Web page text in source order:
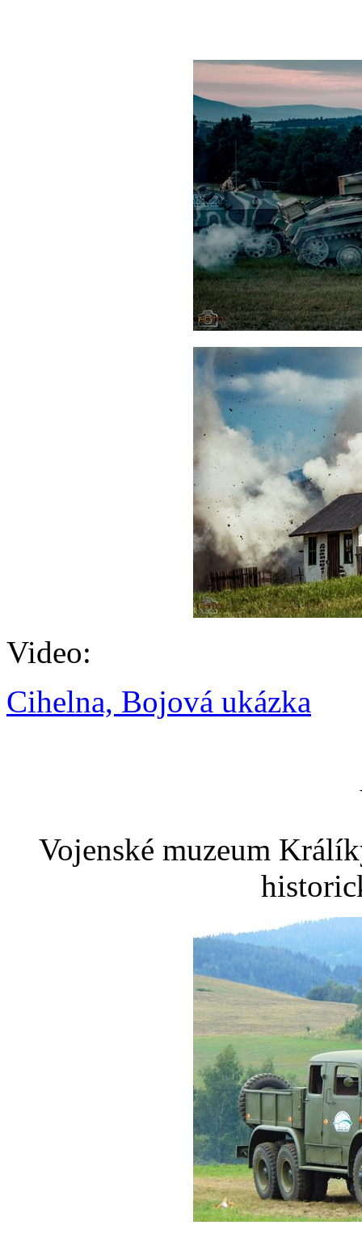
Video:
Cihelna, Bojová ukázka
Vojenské muzeum